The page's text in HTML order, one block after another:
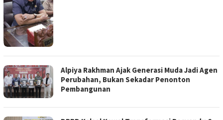
Alpiya Rakhman Ajak Generasi Muda Jadi Agen
Perubahan, Bukan Sekadar Penonton
Pembangunan